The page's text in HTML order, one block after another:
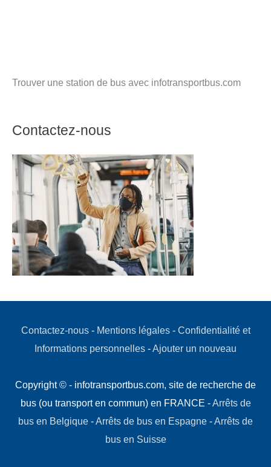
Trouver une station de bus avec infotransportbus.com
Contactez-nous
Contactez-nous- Mentions légales- Confidentialité et
Informations personnelles -Ajouter un nouveau
Copyright © - infotransportbus.com, site de recherche de
bus (ou transport en commun) en FRANCE -Arrêts de
bus en Belgique -Arrêts de bus en Espagne -Arrêts de
bus en Suisse